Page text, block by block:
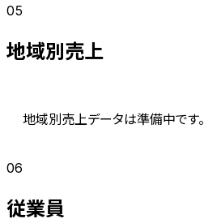
05
地域別売上
地域別売上データは準備中です。
06
従業員